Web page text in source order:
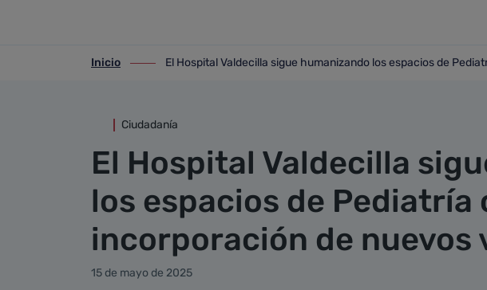
ir-a inicio
Inicio
ir-a El Hospital Valdecilla sigue humanizando los espacios
El Hospital Valdecilla sigue humanizando los espacios de
Ciudadanía
El Hospital Valdecilla
los espacios de Pediatría
incorporación de
15 de mayo de 2025